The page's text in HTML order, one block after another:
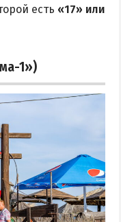
есть «17» или
1»)